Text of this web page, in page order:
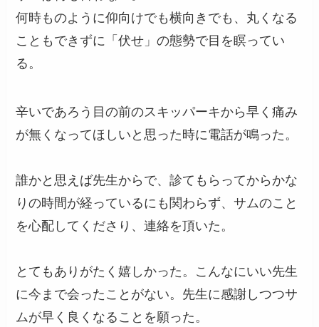
何時ものように仰向けでも横向きでも、丸くなる
こともできずに「伏せ」の態勢で目を瞑ってい
る。
辛いであろう目の前のスキッパーキから早く痛み
が無くなってほしいと思った時に電話が鳴った。
誰かと思えば先生からで、診てもらってからかな
りの時間が経っているにも関わらず、サムのこと
を心配してくださり、連絡を頂いた。
とてもありがたく嬉しかった。こんなにいい先生
に今まで会ったことがない。先生に感謝しつつサ
ムが早く良くなることを願った。